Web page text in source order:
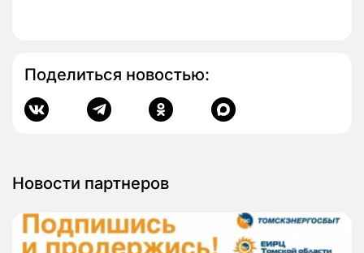
Поделиться новостью:
Новости партнеров